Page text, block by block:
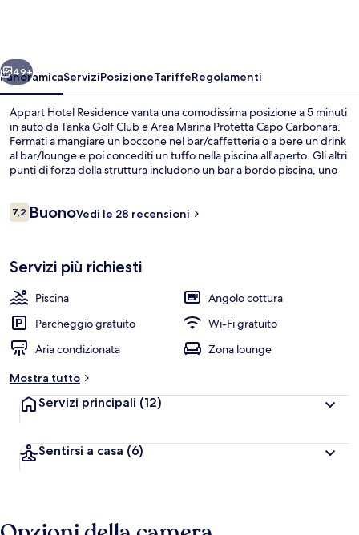
Avanti
49+
PanoramicaServiziPosizioneTariffeRegolamenti
Appart Hotel Residence vanta una comodissima posizione a 5 minuti
in auto da Tanka Golf Club e Area Marina Protetta Capo Carbonara.
Fermati a mangiare un boccone nel bar/caffetteria o a bere un drink
al bar/lounge e poi concediti un tuffo nella piscina all'aperto. Gli altri
punti di forza della struttura includono un bar a bordo piscina, uno
Recensioni
7,27,2 su 10
BuonoVedi le 28 recensioni
Servizi più richiesti
Piscina
Angolo cottura
Parcheggio gratuito
Wi-Fi gratuito
Aria condizionata
Zona lounge
Mostra tutto
Servizi principali (12)
Sentirsi a casa (6)